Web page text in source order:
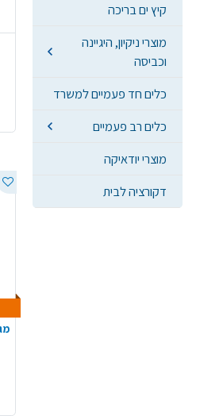
קיץ ים בריכה
מוצרי ניקיון, היגיינה
וכביסה
כלים חד פעמיים למשרד
כלים רב פעמיים
מוצרי יודאיקה
דקורציה לבית